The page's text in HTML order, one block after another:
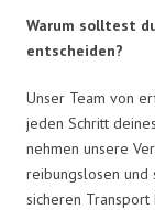
Warum solltest
entscheiden?
Unser Team von
jeden Schritt
nehmen unsere
reibungslosen und
sicheren